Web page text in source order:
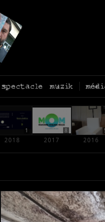
spectacle muzik
1
2018
8
2017 2016